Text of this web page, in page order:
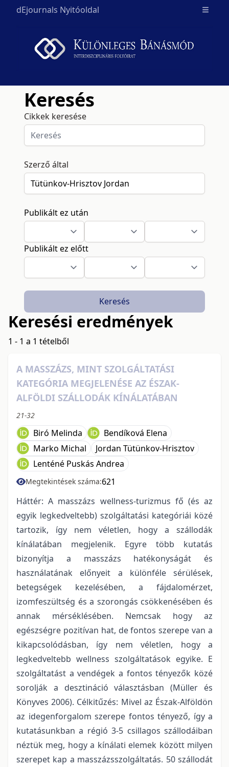
dEjournals Nyitóoldal Open
Keresés
Cikkek keresése
Szerző által
Publikált ez után
Publikált ez előtt
Keresés
Keresési eredmények
1 - 1 a 1 tételből
A MASSZÁZS, MINT SZOLGÁLTATÁSI
KATEGÓRIA MEGJELENÉSE AZ ÉSZAK-
ALFÖLDI SZÁLLODÁK KÍNÁLATÁBAN
21-32
Biró Melinda
Bendíková Elena
Marko Michal
Jordan Tütünkov-Hrisztov
Lenténé Puskás Andrea
Megtekintések száma:621
Háttér: A masszázs wellness-turizmus fő (és az
egyik legkedveltebb) szolgáltatási kategóriái közé
tartozik, így nem véletlen, hogy a szállodák
kínálatában megjelenik. Egyre több kutatás
bizonyítja a masszázs hatékonyságát és
használatának előnyeit a különféle sérülések,
betegségek kezelésében, a fájdalomérzet,
izomfeszültség és a szorongás csökkenésében és
annak mérséklésében. Nemcsak hogy az
egészségre pozitívan hat, de fontos szerepe van a
kikapcsolódásban, így nem véletlen, hogy a
legkedveltebb wellness szolgáltatások egyike. E
szolgáltatást a vendégek a fontos tényezők közé
sorolják a desztináció választásban (Müller és
Könyves 2006). Célkitűzés: Mivel az Észak-Alföldön
az idegenforgalom szerepe fontos tényező, így a
kutatásunkban a régió 3-5 csillagos szállodáiban
néztük meg, hogy a kínálati elemek között milyen
szerepet kap a masszázsszolgáltatás. 50 szállodát